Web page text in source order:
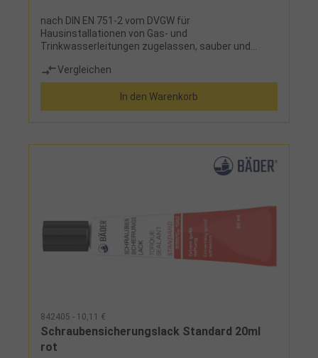
nach DIN EN 751-2 vom DVGW für
Hausinstallationen von Gas- und
Trinkwasserleitungen zugelassen, sauber und
lösemittelfrei, schwundfrei, verhärtet nicht,
trocknet nicht aus, jederzeit demontierbarHinweis:
der angegeben Temperaturbereich ist bei 16 bar
Druck
Vergleichen
In den Warenkorb
842405 - 10,11 €
Schraubensicherungslack Standard 20ml
rot